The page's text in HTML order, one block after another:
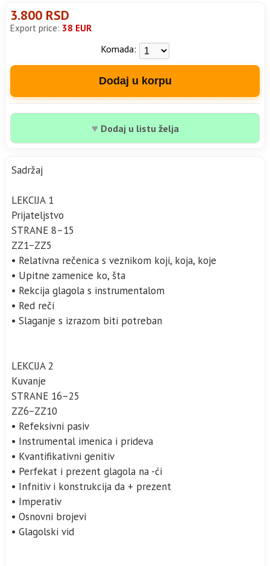
3.800 RSD
Export price: 38 EUR
Komada:
Dodaj u korpu
♥ Dodaj u listu želja
Sadržaj
LEKCIJA 1
Prijateljstvo
STRANE 8–15
ZZ1−ZZ5
• Relativna rečenica s veznikom koji, koja, koje
• Upitne zamenice ko, šta
• Rekcija glagola s instrumentalom
• Red reči
• Slaganje s izrazom biti potreban
LEKCIJA 2
Kuvanje
STRANE 16–25
ZZ6−ZZ10
• Refeksivni pasiv
• Instrumental imenica i prideva
• Kvantifikativni genitiv
• Perfekat i prezent glagola na -ći
• Infnitiv i konstrukcija da + prezent
• Imperativ
• Osnovni brojevi
• Glagolski vid